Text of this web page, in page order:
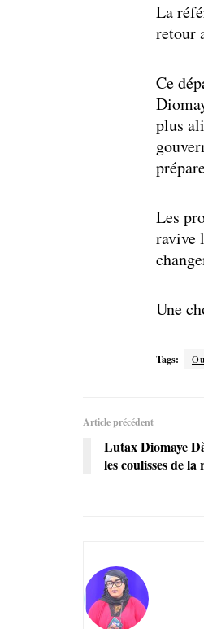
La
retour
Ce
plus
Les
ravive
Une
Tags:
Article précédent
Lutax Diomaye
les coulisses de